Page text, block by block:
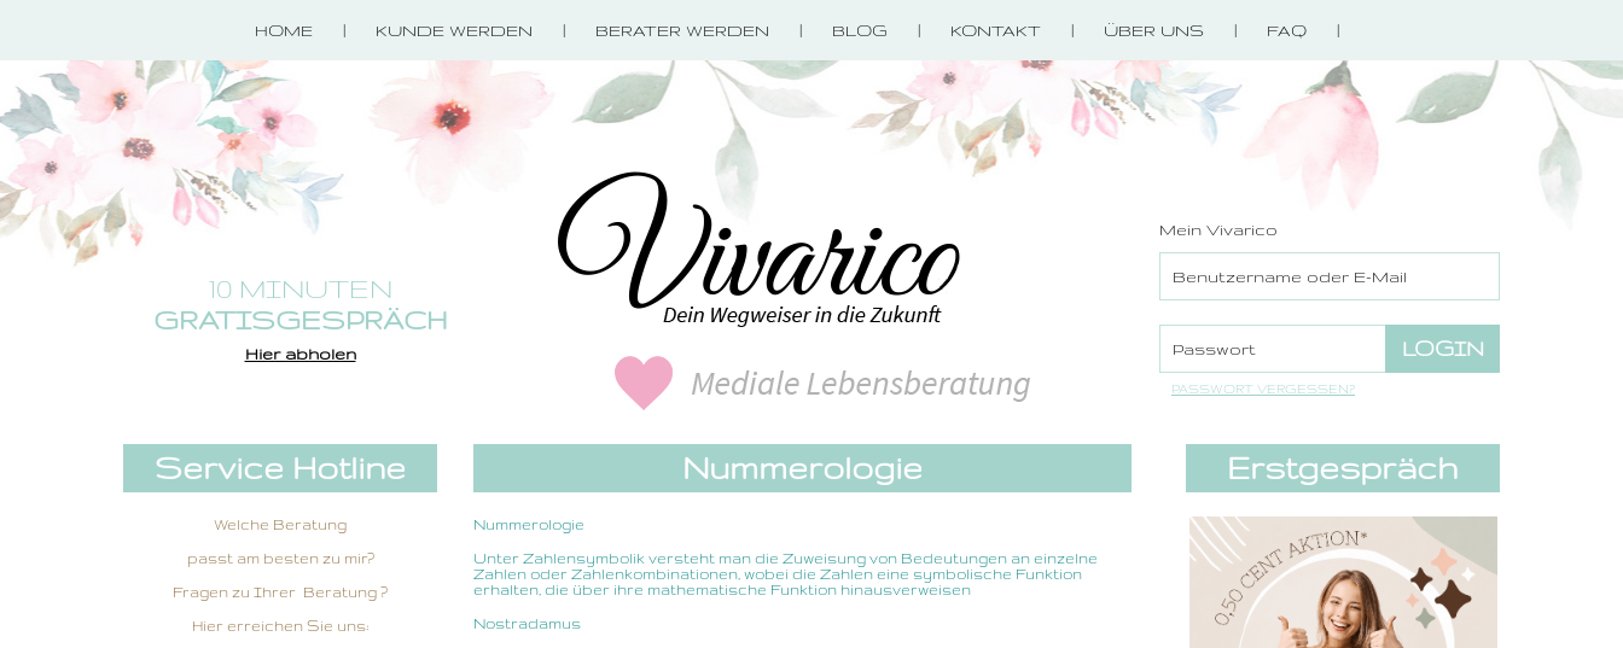
HOME KUNDE WERDEN BERATER WERDEN BLOG KONTAKT ÜBER UNS FAQ
10 MINUTEN
GRATISGESPRÄCH
Hier abholen
Mein Vivarico
PASSWORT VERGESSEN?
Service Hotline
Welche Beratung
passt am besten zu mir?
Fragen zu Ihrer Beratung ?
Hier erreichen Sie uns:
Nummerologie
Nummerologie
Unter Zahlensymbolik versteht man die Zuweisung von Bedeutungen an einzelne
Zahlen oder Zahlenkombinationen, wobei die Zahlen eine symbolische Funktion
erhalten, die über ihre mathematische Funktion hinausverweisen
Nostradamus
Erstgespräch